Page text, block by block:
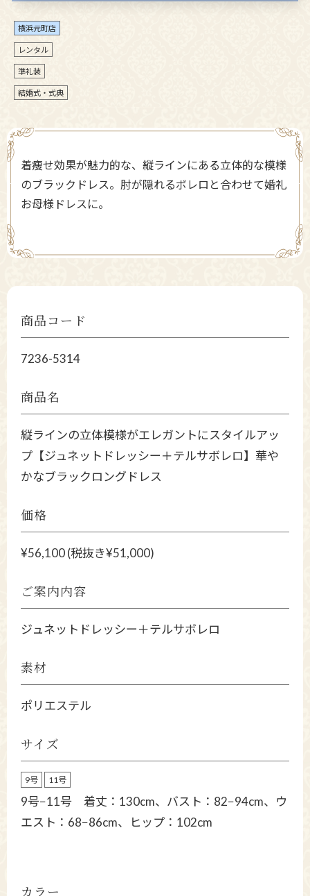
横浜元町店
レンタル
準礼装
結婚式・式典
着痩せ効果が魅力的な、縦ラインにある立体的な模様
のブラックドレス。肘が隠れるボレロと合わせて婚礼
お母様ドレスに。
商品コード
7236-5314
商品名
縦ラインの立体模様がエレガントにスタイルアッ
プ【ジュネットドレッシー＋テルサボレロ】華や
かなブラックロングドレス
価格
¥56,100 (税抜き¥51,000)
ご案内内容
ジュネットドレッシー＋テルサボレロ
素材
ポリエステル
サイズ
9号 11号
9号−11号 着丈：130cm、バスト：82−94cm、ウ
エスト：68−86cm、ヒップ：102cm
カラー